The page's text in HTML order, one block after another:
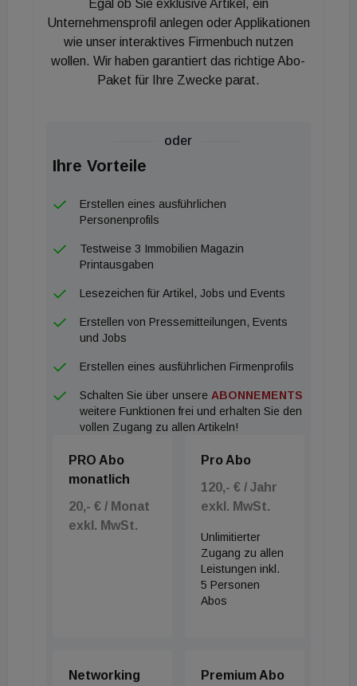
Anwendungen und entwickelt dafür einen klaren
aufsichtsrechtlichen Rahmen. Auch im
Immobilienfinanzierungsbereich könnten
automatisierte Prozesse bei Kreditprüfung,
Risikomanagement der Banken integriert werden.
Die Vorgaben der europäischen Bankenaufsicht
fließen in die aufsichtliche Bewertung ein. Damit
verstärkt sich der Druck, Nachhaltigkeitsaspekte
auch bei Immobilienfinanzierungen nachvollziehbar
zu berücksichtigen.
Egal ob Sie exklusive Artikel, ein
Unternehmensprofil anlegen oder Applikationen
wie unser interaktives Firmenbuch nutzen
wollen. Wir haben garantiert das richtige Abo-
Paket für Ihre Zwecke parat.
oder
Ihre Vorteile
Erstellen eines ausführlichen
Personenprofils
Testweise 3 Immobilien Magazin
Printausgaben
Lesezeichen für Artikel, Jobs und Events
Erstellen von Pressemitteilungen, Events
und Jobs
Erstellen eines ausführlichen Firmenprofils
Schalten Sie über unsere ABONNEMENTS
weitere Funktionen frei und erhalten Sie den
vollen Zugang zu allen Artikeln!
PRO Abo
monatlich
20,- € / Monat
exkl. MwSt.
Pro Abo
120,- € / Jahr
exkl. MwSt.
Unlimitierter
Zugang zu allen
Leistungen inkl.
5 Personen
Abos
Networking
Premium Abo